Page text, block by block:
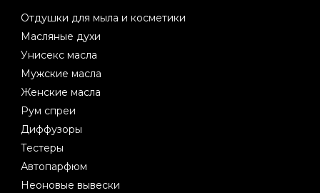
Отдушки для мыла и косметики
Масляные духи
Унисекс масла
Мужские масла
Женские масла
Рум спреи
Диффузоры
Тестеры
Автопарфюм
Неоновые вывески